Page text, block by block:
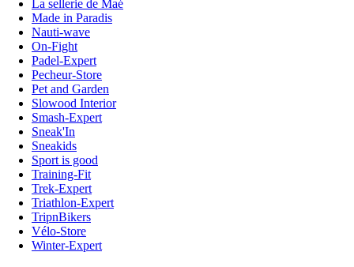
La sellerie de Maé
Made in Paradis
Nauti-wave
On-Fight
Padel-Expert
Pecheur-Store
Pet and Garden
Slowood Interior
Smash-Expert
Sneak'In
Sneakids
Sport is good
Training-Fit
Trek-Expert
Triathlon-Expert
TripnBikers
Vélo-Store
Winter-Expert